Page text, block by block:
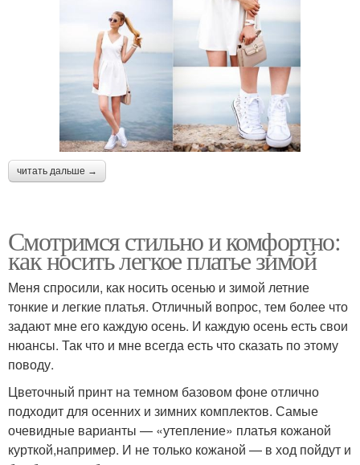
читать дальше →
Смотримся стильно и комфортно:
как носить легкое платье зимой
Меня спросили, как носить осенью и зимой летние
тонкие и легкие платья. Отличный вопрос, тем более что
задают мне его каждую осень. И каждую осень есть свои
нюансы. Так что и мне всегда есть что сказать по этому
поводу.
Цветочный принт на темном базовом фоне отлично
подходит для осенних и зимних комплектов. Самые
очевидные варианты — «утепление» платья кожаной
курткой,например. И не только кожаной — в ход пойдут и